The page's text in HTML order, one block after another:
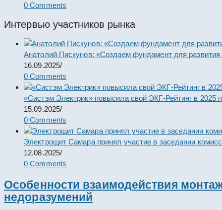
0 Comments
Интервью участников рынка
Анатолий Пискунов: «Создаем фундамент для развития
16.09.2025/
0 Comments
«Систэм Электрик» повысила свой ЭКГ-Рейтинг в 2025
15.09.2025/
0 Comments
Электрощит Самара принял участие в заседании
12.08.2025/
0 Comments
Особенности взаимодействия
недоразумений